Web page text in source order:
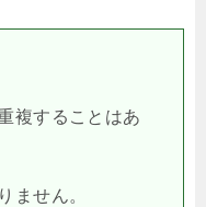
複することはあ
ません。